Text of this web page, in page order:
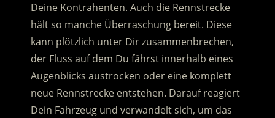
Deine Kontrahenten. Auch die Rennstrecke
hält so manche Überraschung bereit. Diese
kann plötzlich unter Dir zusammenbrechen,
der Fluss auf dem Du fährst innerhalb eines
Augenblicks austrocken oder eine komplett
neue Rennstrecke entstehen. Darauf reagiert
Dein Fahrzeug und verwandelt sich, um das